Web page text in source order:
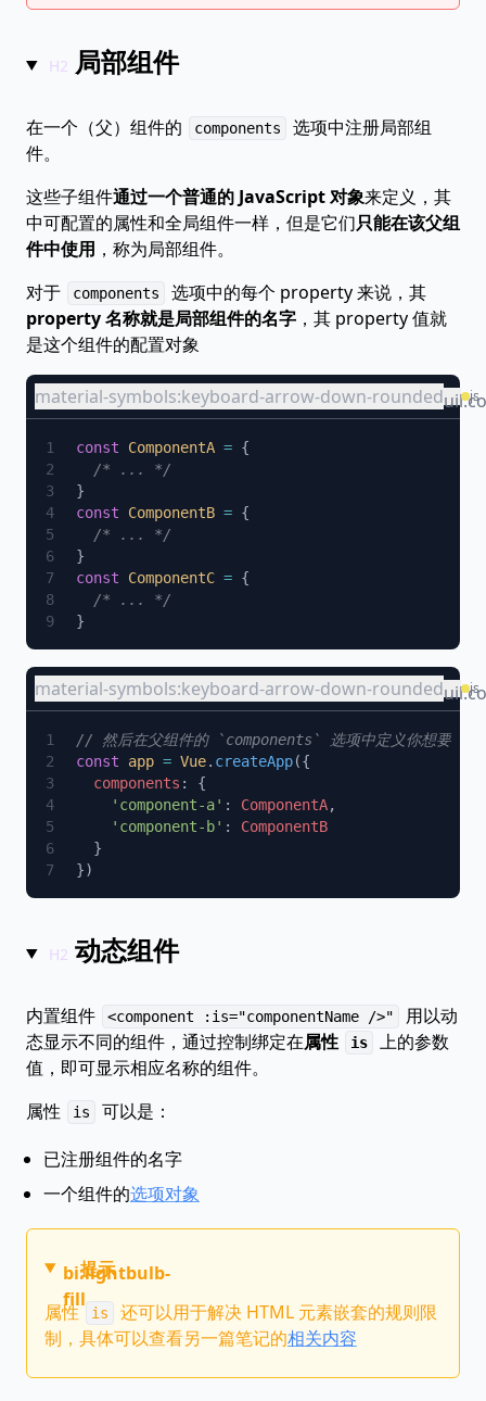
局部组件
在一个（父）组件的 components
选项中注册局部组
件。
这些子组件通过一个普通的 JavaScript 对象来定义，其
中可配置的属性和全局组件一样，但是它们只能在该父组
件中使用 ，称为局部组件。
对于
components
选项中的每个 property 来说，其
property 名称就是局部组件的名字 ，其 property 值就
是这个组件的配置对象
material-symbols:keyboard-arrow-down-rounded js
const ComponentA =
const ComponentB =
const ComponentC =
material-symbols:keyboard-arrow-down-rounded js
const app = Vue. createApp
  components
    'component-a'
: ComponentA
    'component-b'
:
动态组件
内置组件 <component :is="componentName />"
用以动
态显示不同的组件，通过控制绑定在属性 is
上的参数
值，即可显示相应名称的组件。
属性
is
可以是：
已注册组件的名字
一个组件的选项对象
bi:lightbulb-
fill
提示
属性 is
还可以用于解决 HTML 元素嵌套的规则限
制，具体可以查看另一篇笔记的相关内容